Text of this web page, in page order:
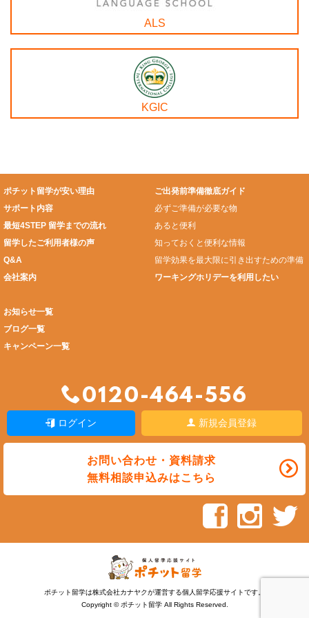
ALS
KGIC
ポチット留学が安い理由
サポート内容
最短4STEP 留学までの流れ
留学したご利用者様の声
Q&A
会社案内
ご出発前準備徹底ガイド
必ずご準備が必要な物
あると便利
知っておくと便利な情報
留学効果を最大限に引き出すための準備
ワーキングホリデーを利用したい
お知らせ一覧
ブログ一覧
キャンペーン一覧
0120-464-556
ログイン 新規会員登録
お問い合わせ・資料請求
無料相談申込みはこちら
ポチット留学は株式会社カナヤクが運営する個人留学応援サイトです。
Copyright © ポチット留学 All Rights Reserved.